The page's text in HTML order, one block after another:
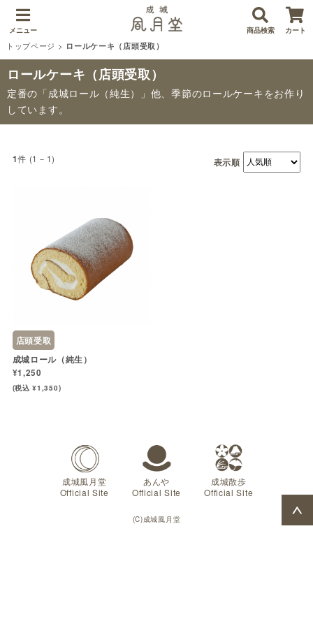
メニュー 商品検索 カート
トップページ > ロールケーキ（店頭受取）
ロールケーキ（店頭受取）
定番の「成城ロール（純生）」他、季節のロールケーキをお作り
しています。
1件 (1－1) 表示順
店頭受取
成城ロール（純生）
¥1,250
(税込 ¥1,350)
成城風月堂
Official Site
あんや
Official Site
成城散歩
Official Site
(C)成城風月堂